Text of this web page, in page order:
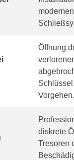
Öffnung
Vorgehen.
diskrete
Tresoren